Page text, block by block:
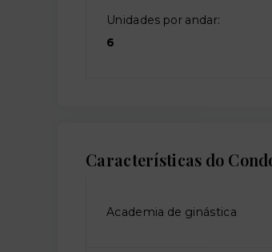
Unidades por andar:
6
Características do
Academia de ginástica